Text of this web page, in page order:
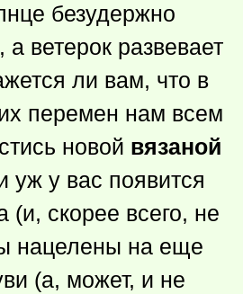
безудержно
а ветерок развевает
ли вам, что в
перемен нам всем
новой вязаной
уж у вас появится
(и, скорее всего, не
нацелены на еще
(а, может, и не